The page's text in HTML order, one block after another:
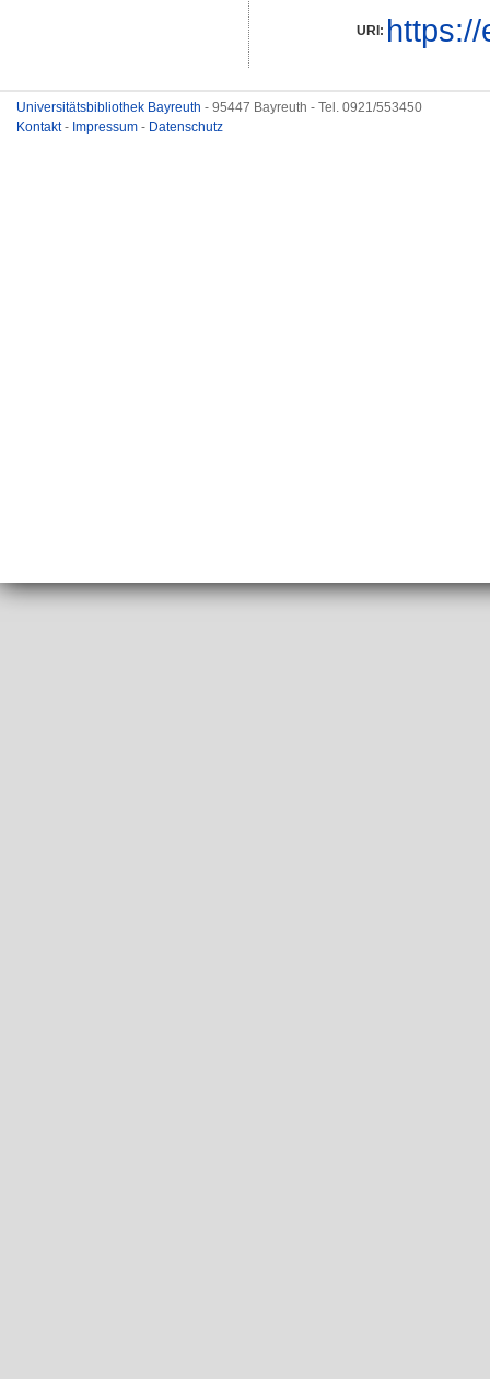
URI:
Universitätsbibliothek Bayreuth - 95447 Bayreuth - Tel. 0921/553450
Kontakt- Impressum - Datenschutz